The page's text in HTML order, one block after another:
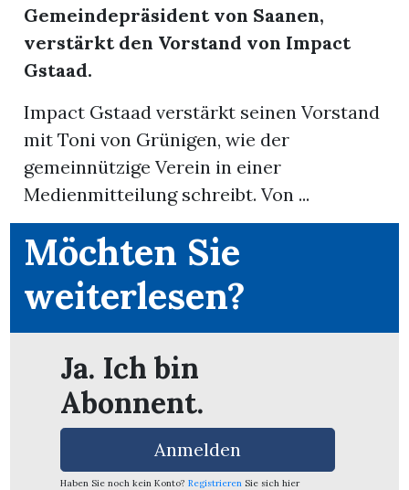
Gemeindepräsident von Saanen,
verstärkt den Vorstand von Impact
Gstaad.
Impact Gstaad verstärkt seinen Vorstand
mit Toni von Grünigen, wie der
gemeinnützige Verein in einer
Medienmitteilung schreibt. Von ...
Möchten Sie
weiterlesen?
Ja. Ich bin
Abonnent.
Anmelden
Haben Sie noch kein Konto? Registrieren Sie sich hier